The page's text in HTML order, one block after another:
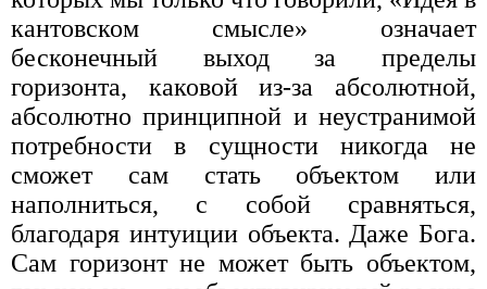
кантовском смыс­ле» означает
бесконечный выход за пределы
горизонта, каковой из-за абсолютной,
абсолютно принципной и неустранимой
потребности в сущности никогда не
сможет сам стать объектом или
наполниться, с собой сравняться,
благодаря интуиции объекта. Даже Бога.
Сам го­ризонт не может быть объектом,